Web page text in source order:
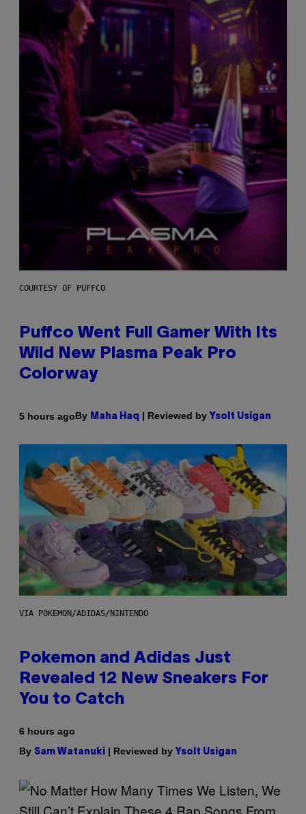
COURTESY OF PUFFCO
Puffco Went Full Gamer With Its
Wild New Plasma Peak Pro
Colorway
5 hours agoBy Maha Haq | Reviewed by Ysolt Usigan
VIA POKEMON/ADIDAS/NINTENDO
Pokemon and Adidas Just
Revealed 12 New Sneakers For
You to Catch
6 hours ago
By Sam Watanuki | Reviewed by Ysolt Usigan